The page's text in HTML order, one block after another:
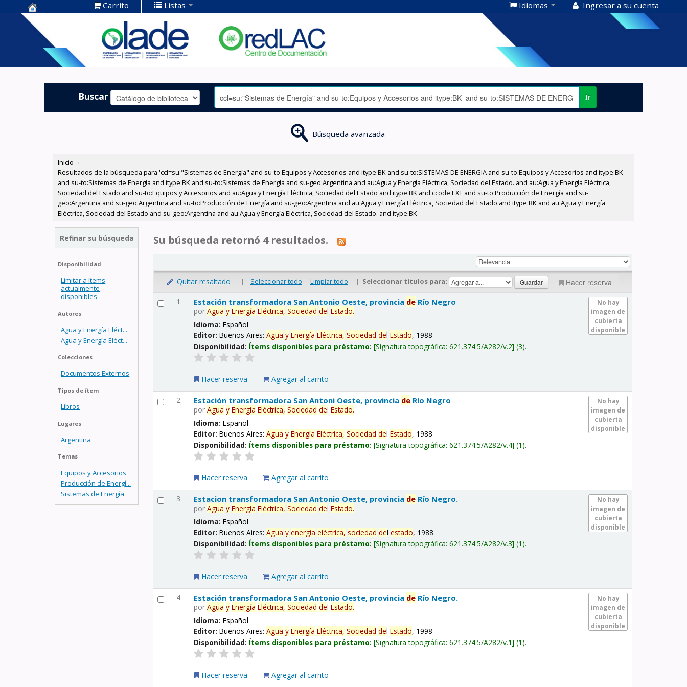
Centro de
Documentación
OLADE -
Carrito Listas Idiomas Ingresar a su cuenta
Buscar Ir
Búsqueda avanzada
Inicio ›
Resultados de la búsqueda para 'ccl=su:"Sistemas de Energía" and su-to:Equipos y Accesorios and itype:BK and su-to:SISTEMAS DE ENERGIA and su-to:Equipos y Accesorios and itype:BK
and su-to:Sistemas de Energía and itype:BK and su-to:Sistemas de Energía and su-geo:Argentina and au:Agua y Energía Eléctrica, Sociedad del Estado. and au:Agua y Energía Eléctrica,
Sociedad del Estado and su-to:Equipos y Accesorios and au:Agua y Energía Eléctrica, Sociedad del Estado and itype:BK and ccode:EXT and su-to:Producción de Energía and su-
geo:Argentina and su-geo:Argentina and su-to:Producción de Energía and su-geo:Argentina and au:Agua y Energía Eléctrica, Sociedad del Estado and itype:BK and au:Agua y Energía
Eléctrica, Sociedad del Estado and su-geo:Argentina and au:Agua y Energía Eléctrica, Sociedad del Estado. and itype:BK'
Refinar su búsqueda
Disponibilidad
Limitar a ítems
actualmente
disponibles.
Autores
Agua y Energía Eléct...
Agua y Energía Eléct...
Colecciones
Documentos Externos
Tipos de ítem
Libros
Lugares
Argentina
Temas
Equipos y Accesorios
Producción de Energí...
Sistemas de Energía
Su búsqueda retornó 4 resultados.
Quitar resaltado | Seleccionar todo Limpiar todo | Seleccionar títulos para: Hacer reserva
1.
No hay
imagen de
cubierta
disponible
Estación transformadora San Antonio Oeste, provincia de Río Negro
porAgua y Energía Eléctrica, Sociedad delEstado.
Idioma:Español
Editor:Buenos Aires:Agua y Energía Eléctrica, Sociedad delEstado, 1988
Disponibilidad: Ítems disponibles para préstamo: Signatura topográfica:621.374.5/A282/v.2 (3).
Hacer reserva Agregar al carrito
2.
No hay
imagen de
cubierta
disponible
Estación transformadora San Antoni Oeste, provincia de Río Negro
porAgua y Energía Eléctrica, Sociedad delEstado.
Idioma:Español
Editor:Buenos Aires:Agua y Energía Eléctrica, Sociedad delEstado, 1988
Disponibilidad: Ítems disponibles para préstamo: Signatura topográfica:621.374.5/A282/v.4 (1).
Hacer reserva Agregar al carrito
3.
No hay
imagen de
cubierta
disponible
Estacion transformadora San Antonio Oeste, provincia de Río Negro.
porAgua y Energía Eléctrica, Sociedad delEstado.
Idioma:Español
Editor:Buenos Aires:Agua y energía eléctrica, sociedad delestado, 1988
Disponibilidad: Ítems disponibles para préstamo: Signatura topográfica:621.374.5/A282/v.3 (1).
Hacer reserva Agregar al carrito
4.
No hay
imagen de
cubierta
disponible
Estación transformadora San Antonio Oeste, provincia de Río Negro.
porAgua y Energía Eléctrica, Sociedad delEstado.
Idioma:Español
Editor:Buenos Aires:Agua y Energía Eléctrica, Sociedad delEstado, 1998
Disponibilidad: Ítems disponibles para préstamo: Signatura topográfica:621.374.5/A282/v.1 (1).
Hacer reserva Agregar al carrito